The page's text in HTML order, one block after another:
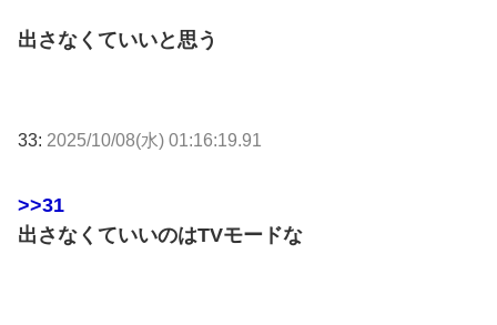
出さなくていいと思う
33: 2025/10/08(水) 01:16:19.91
>>31
出さなくていいのはTVモードな